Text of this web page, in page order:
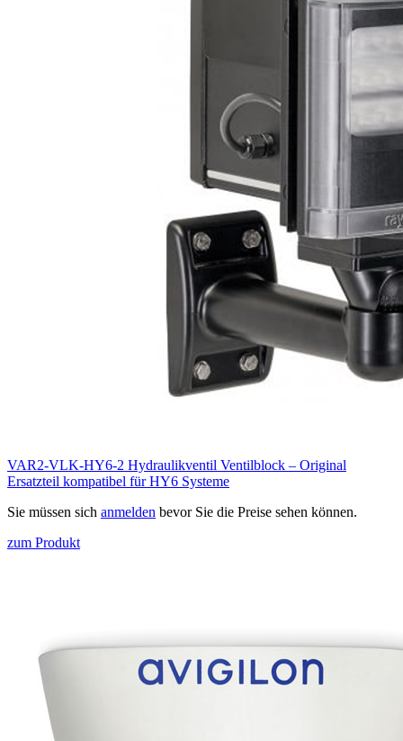
VAR2-VLK-HY6-2 Hydraulikventil Ventilblock – Original
Ersatzteil kompatibel für HY6 Systeme
Sie müssen sich anmelden bevor Sie die Preise sehen können.
zum Produkt